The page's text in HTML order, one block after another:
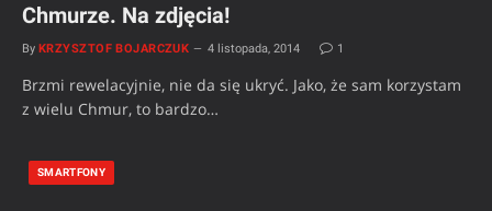
Chmurze. Na zdjęcia!
By KRZYSZTOF BOJARCZUK 4 listopada, 2014 1
Brzmi rewelacyjnie, nie da się ukryć. Jako, że sam korzystam
z wielu Chmur, to bardzo…
SMARTFONY